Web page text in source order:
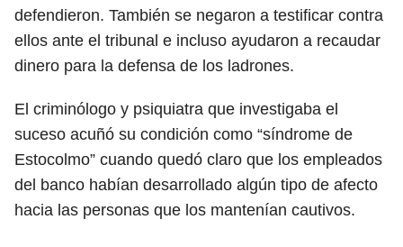
defendieron. También se negaron a testificar contra
ellos ante el tribunal e incluso ayudaron a recaudar
dinero para la defensa de los ladrones.
El criminólogo y psiquiatra que investigaba el
suceso acuñó su condición como “síndrome de
Estocolmo” cuando quedó claro que los empleados
del banco habían desarrollado algún tipo de afecto
hacia las personas que los mantenían cautivos.